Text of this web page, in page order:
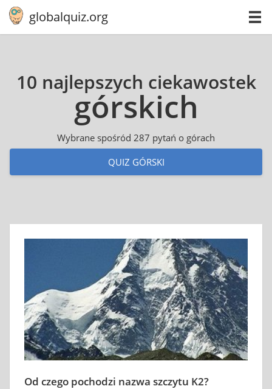
globalquiz.org
10 najlepszych ciekawostek
górskich
Wybrane spośród 287 pytań o górach
QUIZ GÓRSKI
Od czego pochodzi nazwa szczytu K2?